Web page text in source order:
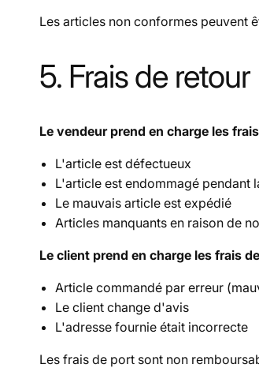
Les articles non conformes peuvent
5. Frais de retour
Le vendeur prend en charge les
L'article est défectueux
L'article est endommagé pendant
Le mauvais article est expédié
Articles manquants en raison de
Le client prend en charge les frais
Article commandé par erreur
Le client change d'avis
L'adresse fournie était incorrecte
Les frais de port sont non